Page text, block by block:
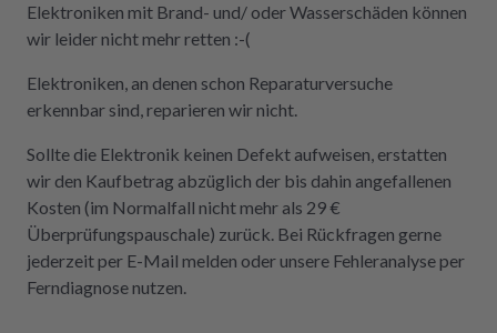
Elektroniken mit Brand- und/ oder Wasserschäden können
wir leider nicht mehr retten :-(
Elektroniken, an denen schon Reparaturversuche
erkennbar sind, reparieren wir nicht.
Sollte die Elektronik keinen Defekt aufweisen, erstatten
wir den Kaufbetrag abzüglich der bis dahin angefallenen
Kosten (im Normalfall nicht mehr als 29 €
Überprüfungspauschale) zurück. Bei Rückfragen gerne
jederzeit per E-Mail melden oder unsere Fehleranalyse per
Ferndiagnose nutzen.